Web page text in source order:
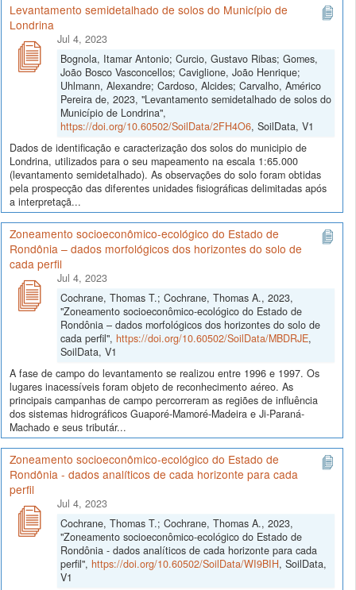
Levantamento semidetalhado de solos do Município de
Londrina
Jul 4, 2023
Bognola, Itamar Antonio; Curcio, Gustavo Ribas; Gomes,
João Bosco Vasconcellos; Caviglione, João Henrique;
Uhlmann, Alexandre; Cardoso, Alcides; Carvalho, Américo
Pereira de, 2023, "Levantamento semidetalhado de solos do
Município de Londrina",
https://doi.org/10.60502/SoilData/2FH4O6, SoilData, V1
Dados de identificação e caracterização dos solos do municipio de
Londrina, utilizados para o seu mapeamento na escala 1:65.000
(levantamento semidetalhado). As observações do solo foram obtidas
pela prospecção das diferentes unidades fisiográficas delimitadas após
a interpretaçã...
Zoneamento socioeconômico-ecológico do Estado de
Rondônia – dados morfológicos dos horizontes do solo de
cada perfil
Jul 4, 2023
Cochrane, Thomas T.; Cochrane, Thomas A., 2023,
"Zoneamento socioeconômico-ecológico do Estado de
Rondônia – dados morfológicos dos horizontes do solo de
cada perfil", https://doi.org/10.60502/SoilData/MBDRJE,
SoilData, V1
A fase de campo do levantamento se realizou entre 1996 e 1997. Os
lugares inacessíveis foram objeto de reconhecimento aéreo. As
principais campanhas de campo percorreram as regiões de influência
dos sistemas hidrográficos Guaporé-Mamoré-Madeira e Ji-Paraná-
Machado e seus tributár...
Zoneamento socioeconômico-ecológico do Estado de
Rondônia - dados analíticos de cada horizonte para cada
perfil
Jul 4, 2023
Cochrane, Thomas T.; Cochrane, Thomas A., 2023,
"Zoneamento socioeconômico-ecológico do Estado de
Rondônia - dados analíticos de cada horizonte para cada
perfil", https://doi.org/10.60502/SoilData/WI9BIH, SoilData,
V1